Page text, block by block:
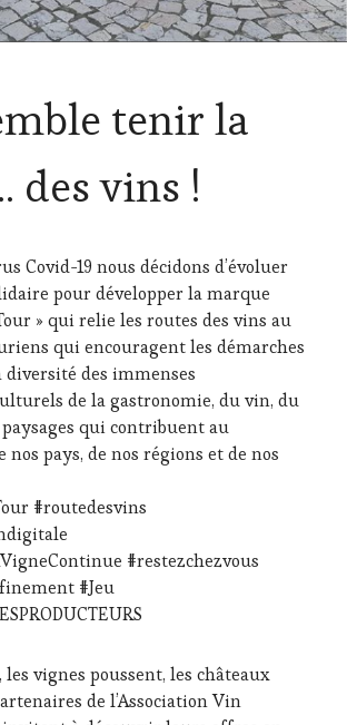
tenir la
des vins !
Covid-19 nous décidons d’évoluer
pour développer la marque
» qui relie les routes des vins au
qui encouragent les démarches
des immenses
de la gastronomie, du vin, du
qui contribuent au
pays, de nos régions et de nos
#routedesvins
#restezchezvous
#Jeu
les vignes poussent, les châteaux
de l’Association Vin